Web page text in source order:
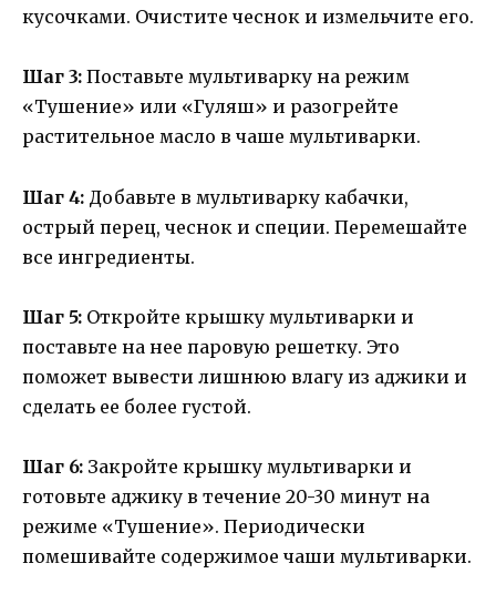
кусочками. Очистите чеснок и измельчите его.
Шаг 3: Поставьте мультиварку на режим
«Тушение» или «Гуляш» и разогрейте
растительное масло в чаше мультиварки.
Шаг 4: Добавьте в мультиварку кабачки,
острый перец, чеснок и специи. Перемешайте
все ингредиенты.
Шаг 5: Откройте крышку мультиварки и
поставьте на нее паровую решетку. Это
поможет вывести лишнюю влагу из аджики и
сделать ее более густой.
Шаг 6: Закройте крышку мультиварки и
готовьте аджику в течение 20-30 минут на
режиме «Тушение». Периодически
помешивайте содержимое чаши мультиварки.